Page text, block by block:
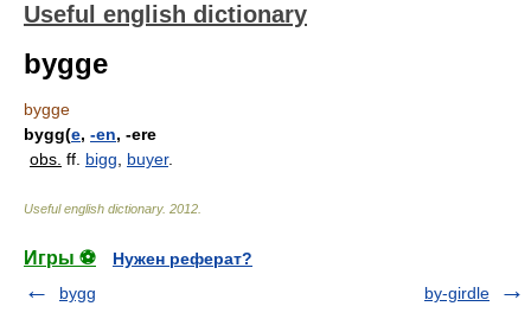
Useful english dictionary
bygge
bygge
bygg(e, -en, -ere
obs. ff. bigg buyer.
Useful english dictionary. 2012
Игры ⚽
Нужен реферат?
bygg
by-girdle